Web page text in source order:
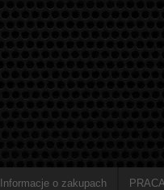
Informacje o zakupach